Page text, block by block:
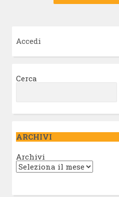
Accedi
Cerca
ARCHIVI
Archivi